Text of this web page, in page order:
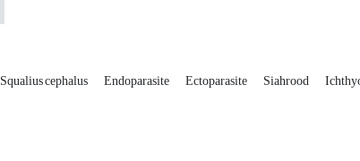
Squalius cephalus Endoparasite Ectoparasite Siahrood